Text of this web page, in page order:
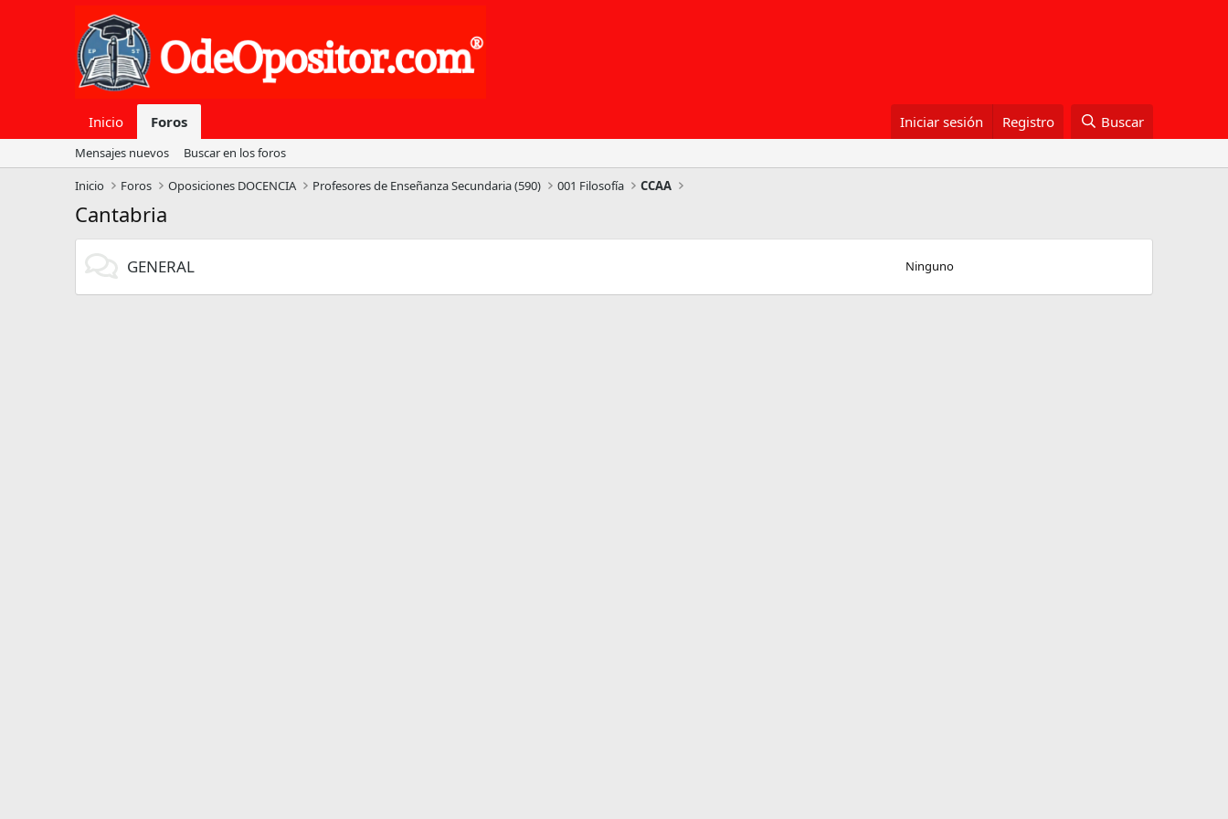
Inicio Foros Iniciar sesión Registro Buscar
Mensajes nuevos
Buscar en los foros
Inicio
Foros Oposiciones DOCENCIA Profesores de Enseñanza Secundaria (590) 001 Filosofía CCAA
Cantabria
GENERAL Ninguno